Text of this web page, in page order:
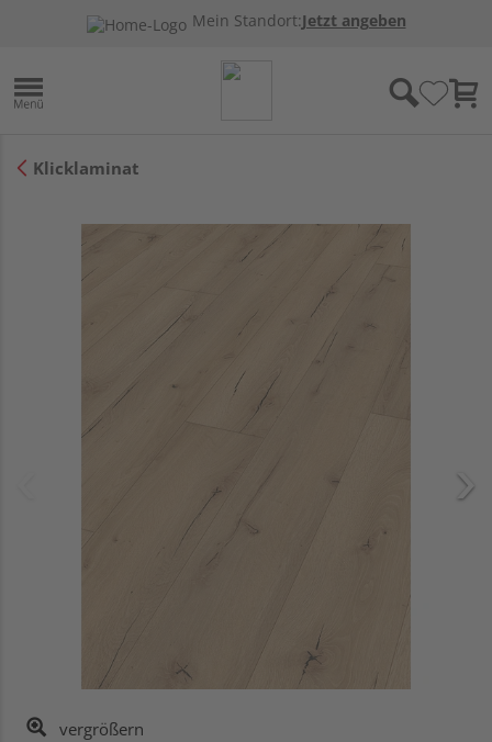
Mein Standort:Jetzt angeben
Klicklaminat
vergrößern